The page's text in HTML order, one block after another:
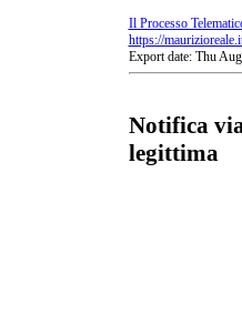
Il Processo
https://
Export date: Thu
Notifica
legittima